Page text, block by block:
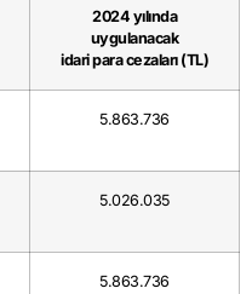
2024 yılında
uygulanacak
idari para cezaları (TL)
5.863.736
5.026.035
5.863.736